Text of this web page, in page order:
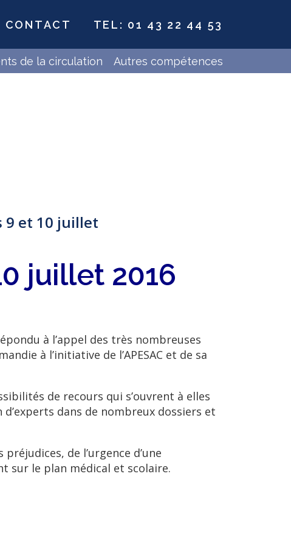
CONTACT TEL: 01 43 22 44 53
de la circulation Autres compétences
9 et 10 juillet
juillet 2016
à l’appel des très nombreuses
à l’initiative de l’APESAC et de sa
de recours qui s’ouvrent à elles
dans de nombreux dossiers et
de l’urgence d’une
sur le plan médical et scolaire.